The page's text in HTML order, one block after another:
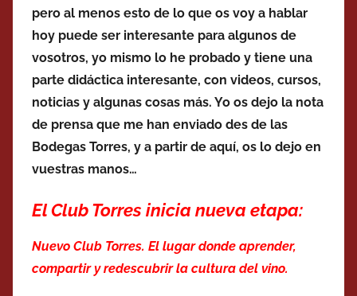
pero al menos esto de lo que os voy a hablar
hoy puede ser interesante para algunos de
vosotros, yo mismo lo he probado y tiene una
parte didáctica interesante, con videos, cursos,
noticias y algunas cosas más. Yo os dejo la nota
de prensa que me han enviado des de las
Bodegas Torres, y a partir de aquí, os lo dejo en
vuestras manos…
El Club Torres inicia nueva etapa:
Nuevo Club Torres. El lugar donde aprender,
compartir y redescubrir la cultura del vino.